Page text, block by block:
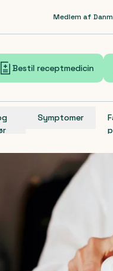
Medlem af
Bestil receptmedicin
Symptomer